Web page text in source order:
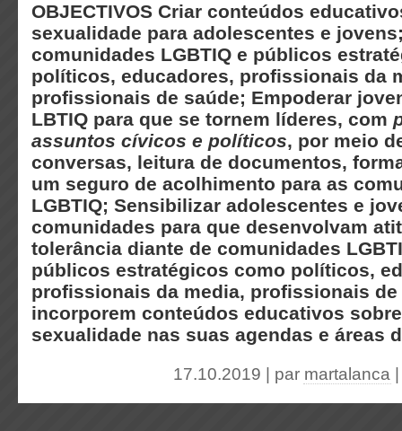
OBJECTIVOS Criar conteúdos
sexualidade para adolescentes e
comunidades LGBTIQ e públicos
políticos, educadores, profissionais da
profissionais de saúde; Empoderar
LBTIQ para que se tornem líderes, com
assuntos cívicos e políticos, por meio
conversas, leitura de documentos,
um seguro de acolhimento para as
LGBTIQ; Sensibilizar adolescentes e
comunidades para que desenvolvam
tolerância diante de comunidades
públicos estratégicos como políticos,
profissionais da media, profissionais de
incorporem conteúdos educativos
sexualidade nas suas agendas e áreas
17.10.2019 | par martalanca